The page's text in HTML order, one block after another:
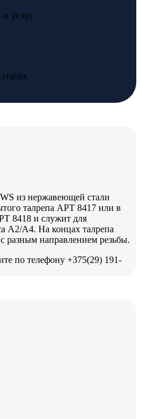
услуг
из нержавеющей стали
талрепа АРТ 8417 или в
8418 и служит для
А2/А4. На концах талрепа
разным направлением резьбы.
по телефону +375(29) 191-